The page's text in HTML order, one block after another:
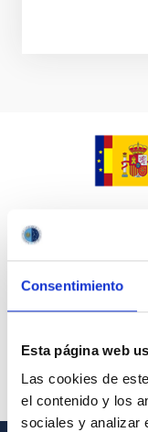
Consentimiento
Esta página web
Las cookies de
el contenido y los
sociales y analizar